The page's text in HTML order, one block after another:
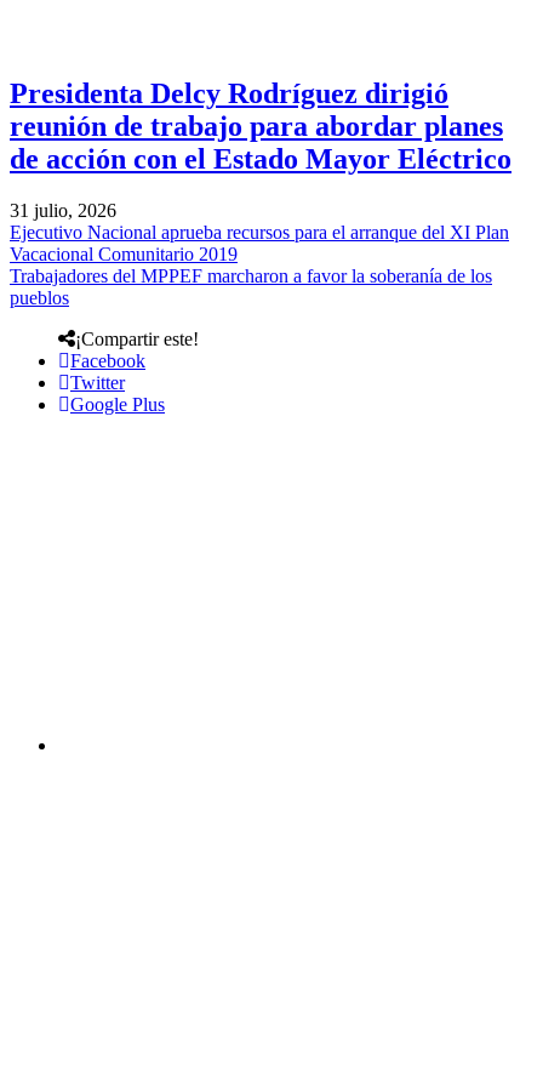
Presidenta Delcy Rodríguez dirigió
reunión de trabajo para abordar planes
de acción con el Estado Mayor Eléctrico
31 julio, 2026
Ejecutivo Nacional aprueba recursos para el arranque del XI Plan
Vacacional Comunitario 2019
Trabajadores del MPPEF marcharon a favor la soberanía de los
pueblos
¡Compartir este!
Facebook
Twitter
Google Plus